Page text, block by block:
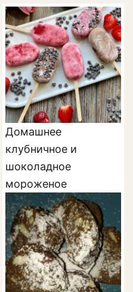
Домашнее
клубничное и
шоколадное
мороженое